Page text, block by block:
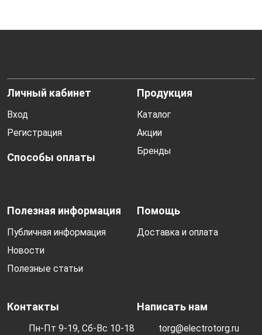
Личный кабинет
Вход
Регистрация
Способы оплаты
Продукция
Каталог
Акции
Бренды
Полезная информация
Публичная информация
Новости
Полезные статьи
Помощь
Доставка и оплата
Контакты
Пн-Пт 9-19, Сб-Вс 10-18
Написать нам
torg@electrotorg.ru